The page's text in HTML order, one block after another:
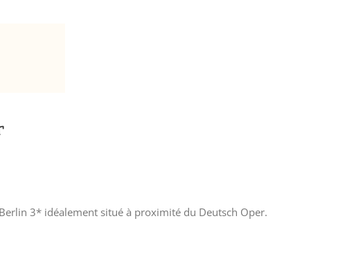
3* idéalement situé à proximité du Deutsch Oper.